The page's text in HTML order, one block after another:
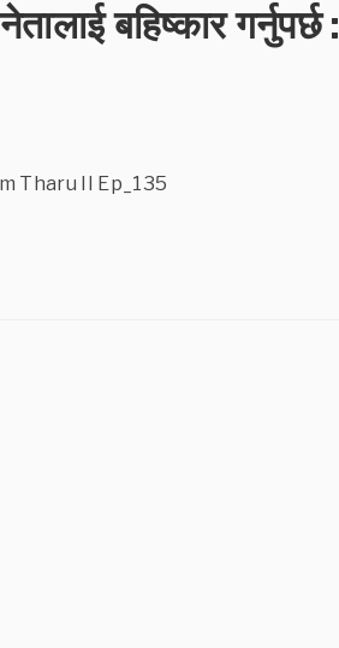
बहिष्कार गर्नुपर्छ :
Tharu II Ep_135